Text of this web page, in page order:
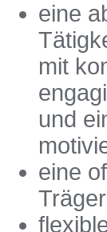
eine
mit
und
eine